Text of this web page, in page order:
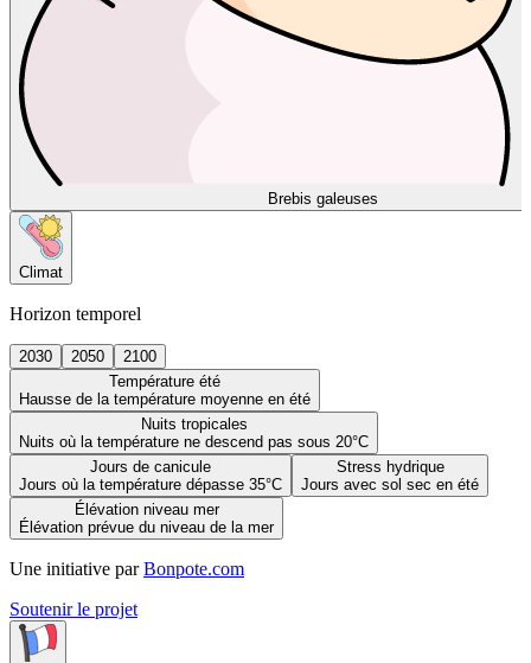
Brebis galeuses
Climat
Horizon temporel
2030 2050
2100
Température été
Hausse de la température moyenne en été
Nuits tropicales
Nuits où la température ne descend pas sous 20°C
Jours de canicule
Jours où la température dépasse 35°C
Stress hydrique
Jours avec sol sec en été
Élévation niveau mer
Élévation prévue du niveau de la mer
Une initiative par Bonpote.com
Soutenir le projet